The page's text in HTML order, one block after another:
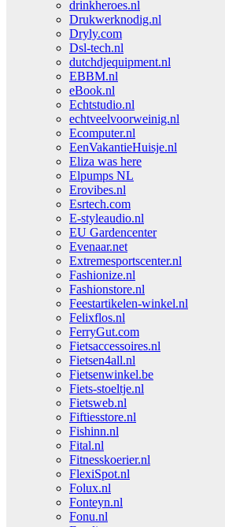
drinkheroes.nl
Drukwerknodig.nl
Dryly.com
Dsl-tech.nl
dutchdjequipment.nl
EBBM.nl
eBook.nl
Echtstudio.nl
echtveelvoorweinig.nl
Ecomputer.nl
EenVakantieHuisje.nl
Eliza was here
Elpumps NL
Erovibes.nl
Esrtech.com
E-styleaudio.nl
EU Gardencenter
Evenaar.net
Extremesportscenter.nl
Fashionize.nl
Fashionstore.nl
Feestartikelen-winkel.nl
Felixflos.nl
FerryGut.com
Fietsaccessoires.nl
Fietsen4all.nl
Fietsenwinkel.be
Fiets-stoeltje.nl
Fietsweb.nl
Fiftiesstore.nl
Fishinn.nl
Fital.nl
Fitnesskoerier.nl
FlexiSpot.nl
Folux.nl
Fonteyn.nl
Fonu.nl